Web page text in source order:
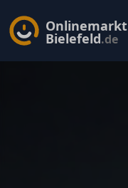
Onlinemarkt
Bielefeld.de